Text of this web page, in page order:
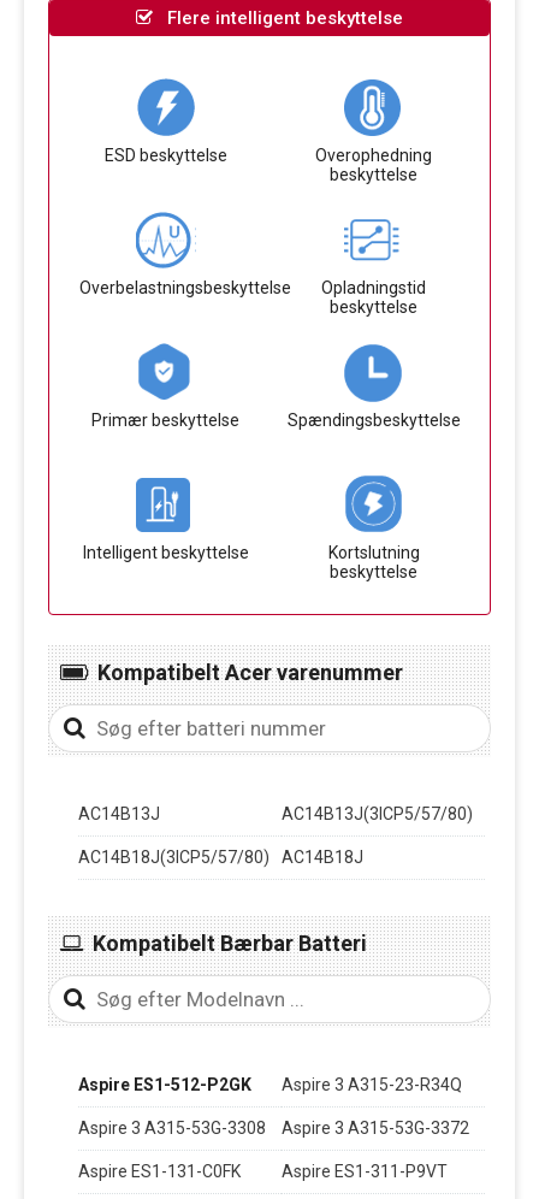
Flere intelligent beskyttelse
ESD beskyttelse
Overophedning
beskyttelse
Overbelastningsbeskyttelse
Opladningstid
beskyttelse
Primær beskyttelse Spændingsbeskyttelse
Intelligent beskyttelse
Kortslutning
beskyttelse
Kompatibelt Acer varenummer
AC14B13J AC14B13J(3ICP5/57/80)
AC14B18J(3ICP5/57/80) AC14B18J
Kompatibelt Bærbar Batteri
Aspire ES1-512-P2GK Aspire 3 A315-23-R34Q
Aspire 3 A315-53G-3308 Aspire 3 A315-53G-3372
Aspire ES1-131-C0FK Aspire ES1-311-P9VT